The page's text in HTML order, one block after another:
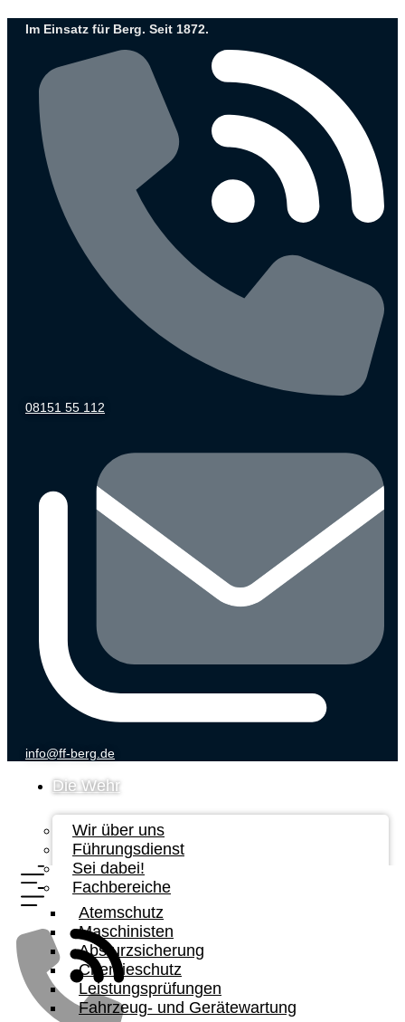
InhaltIm Einsatz für Berg. Seit 1872.
08151 55 112
info@ff-berg.de
Die Wehr
Wir über uns
Führungsdienst
Sei dabei!
Fachbereiche
Atemschutz
Maschinisten
Absturzsicherung
Chemieschutz
Leistungsprüfungen
Fahrzeug- und Gerätewartung